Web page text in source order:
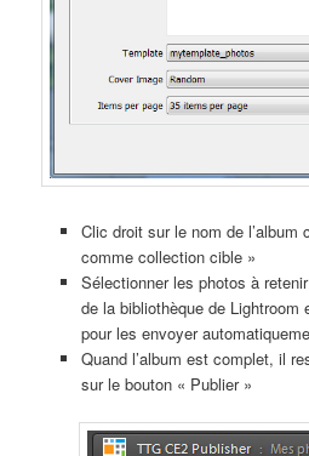
Clic droit sur le nom de l’album
comme collection cible »
Sélectionner les photos à
de la bibliothèque de Lightroom
pour les envoyer
Quand l’album est complet, il
sur le bouton « Publier »